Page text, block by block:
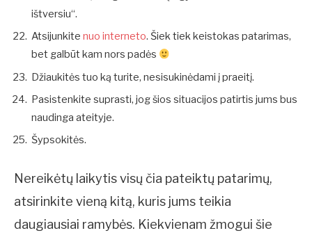
ištversiu“.
Atsijunkite nuo interneto. Šiek tiek keistokas patarimas,
bet galbūt kam nors padės
Džiaukitės tuo ką turite, nesisukinėdami į praeitį.
Pasistenkite suprasti, jog šios situacijos patirtis jums bus
naudinga ateityje.
Šypsokitės.
Nereikėtų laikytis visų čia pateiktų patarimų,
atsirinkite vieną kitą, kuris jums teikia
daugiausiai ramybės. Kiekvienam žmogui šie